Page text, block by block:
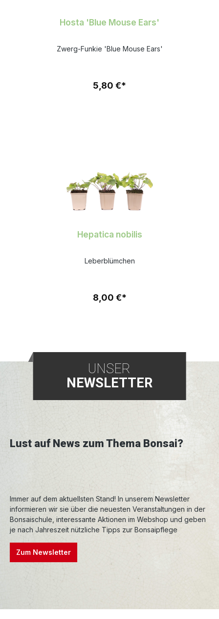
Hosta 'Blue Mouse Ears'
Zwerg-Funkie 'Blue Mouse Ears'
5,80 €*
Hepatica nobilis
Leberblümchen
8,00 €*
UNSER
NEWSLETTER
Lust auf News zum Thema Bonsai?
Immer auf dem aktuellsten Stand! In unserem Newsletter
informieren wir sie über die neuesten Veranstaltungen in der
Bonsaischule, interessante Aktionen im Webshop und geben
je nach Jahreszeit nützliche Tipps zur Bonsaipflege
Zum Newsletter